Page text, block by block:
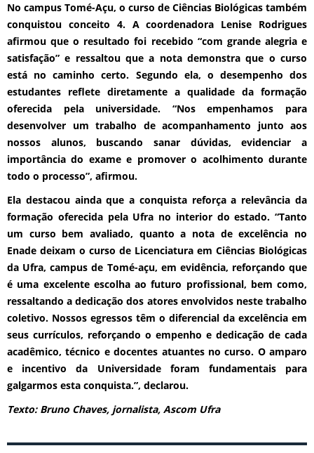
No campus Tomé-Açu, o curso de Ciências Biológicas também
conquistou conceito 4. A coordenadora Lenise Rodrigues
afirmou que o resultado foi recebido “com grande alegria e
satisfação” e ressaltou que a nota demonstra que o curso
está no caminho certo. Segundo ela, o desempenho dos
estudantes reflete diretamente a qualidade da formação
oferecida pela universidade. “Nos empenhamos para
desenvolver um trabalho de acompanhamento junto aos
nossos alunos, buscando sanar dúvidas, evidenciar a
importância do exame e promover o acolhimento durante
todo o processo”, afirmou.
Ela destacou ainda que a conquista reforça a relevância da
formação oferecida pela Ufra no interior do estado. “Tanto
um curso bem avaliado, quanto a nota de excelência no
Enade deixam o curso de Licenciatura em Ciências Biológicas
da Ufra, campus de Tomé-açu, em evidência, reforçando que
é uma excelente escolha ao futuro profissional, bem como,
ressaltando a dedicação dos atores envolvidos neste trabalho
coletivo. Nossos egressos têm o diferencial da excelência em
seus currículos, reforçando o empenho e dedicação de cada
acadêmico, técnico e docentes atuantes no curso. O amparo
e incentivo da Universidade foram fundamentais para
galgarmos esta conquista.”, declarou.
Texto: Bruno Chaves, jornalista, Ascom Ufra